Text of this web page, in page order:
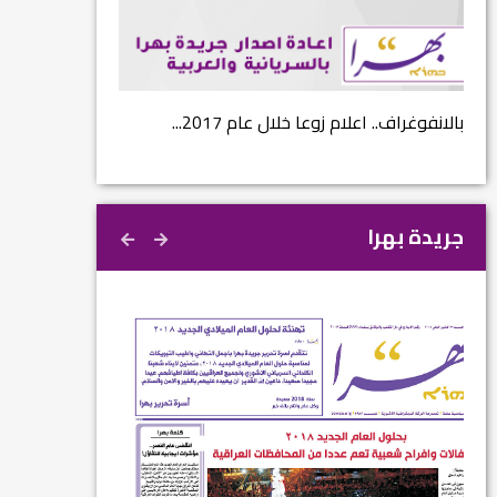
بالانفوغراف.. اعلام زوعا خلال عام 2017...
جريدة بهرا